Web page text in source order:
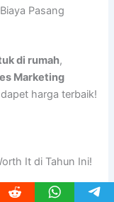
Pasang
di rumah,
Marketing
harga terbaik!
It di Tahun Ini!
Nih, rekomendasi